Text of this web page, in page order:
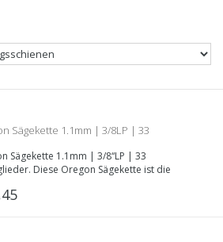
Sägekette 1.1mm | 3/8LP | 33
| Artikelnummer 90PX033E
Sägekette 1.1mm | 3/8“LP | 33
Diese Oregon Sägekette ist die